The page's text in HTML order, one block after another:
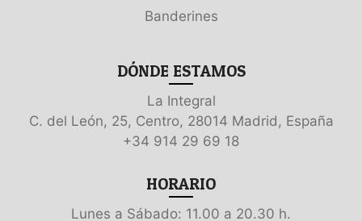
Banderines
DÓNDE ESTAMOS
La Integral
C. del León, 25, Centro, 28014 Madrid, España
+34 914 29 69 18
HORARIO
Lunes a Sábado: 11.00 a 20.30 h.